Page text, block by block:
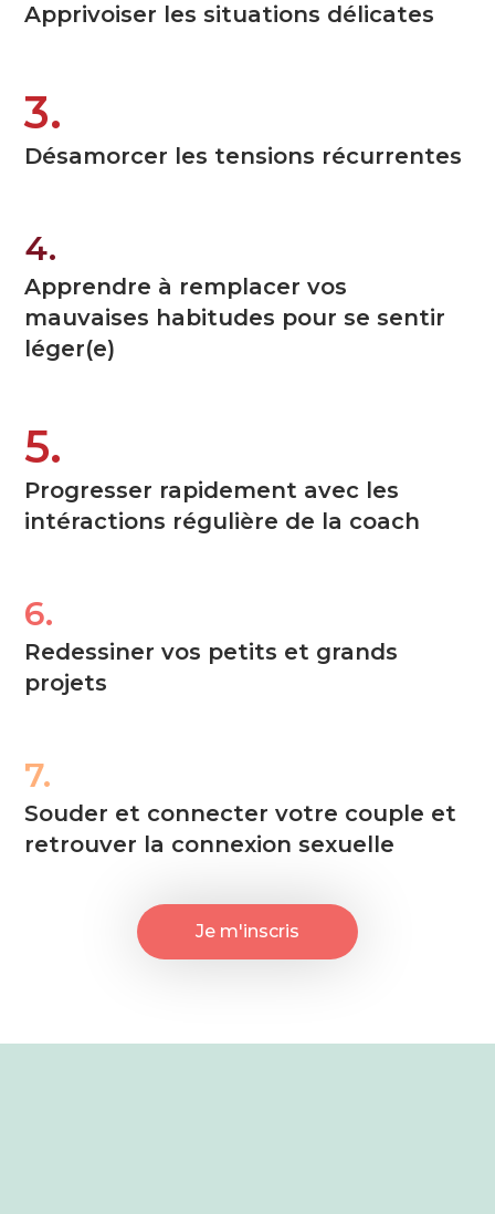
Apprivoiser les situations délicates
3.
Désamorcer les tensions récurrentes
4.
Apprendre à remplacer vos
mauvaises habitudes pour se sentir
léger(e)
5.
Progresser rapidement avec les
intéractions régulière de la coach
6.
Redessiner vos petits et grands
projets
7.
Souder et connecter votre couple et
retrouver la connexion sexuelle
Je m'inscris